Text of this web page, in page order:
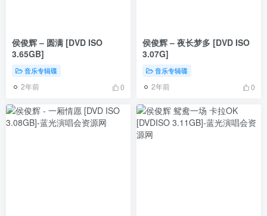
侯俊辉 – 圆满 [DVD ISO
3.65GB]
音乐专辑碟
2年前 0
侯俊辉 – 夜长梦多 [DVD ISO
3.07G]
音乐专辑碟
2年前 0